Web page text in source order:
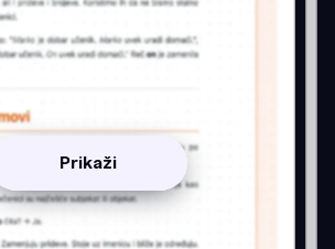
Prikaži